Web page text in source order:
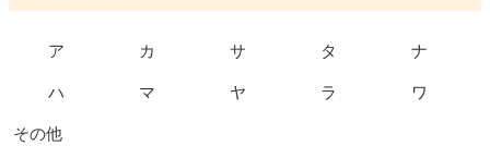
ア カ サ タ ナ
ハ マ ヤ ラ ワ
その他